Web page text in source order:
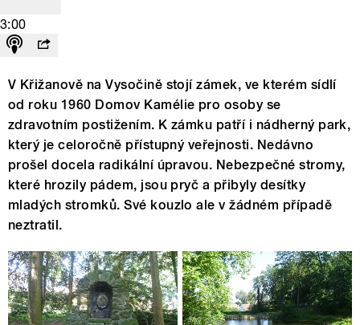
3:00
V Křižanově na Vysočině stojí zámek, ve kterém sídlí
od roku 1960 Domov Kamélie pro osoby se
zdravotním postižením. K zámku patří i nádherný park,
který je celoročně přístupný veřejnosti. Nedávno
prošel docela radikální úpravou. Nebezpečné stromy,
které hrozily pádem, jsou pryč a přibyly desítky
mladých stromků. Své kouzlo ale v žádném případě
neztratil.